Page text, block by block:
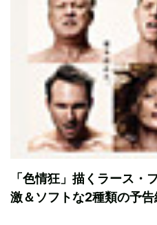
「色情狂」描くラース・
激＆ソフトな2種類の予告